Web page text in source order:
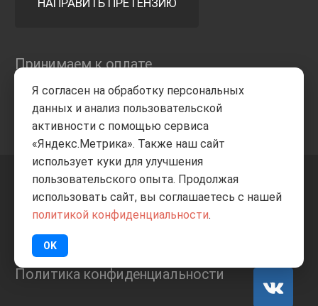
НАПРАВИТЬ ПРЕТЕНЗИЮ
Принимаем к оплате
+7 8332205-805 ВВЕРХ
ИП Баранов А.С. 2026
Политика конфиденциальности
Я согласен на обработку персональных
данных и анализ пользовательской
активности с помощью сервиса
«Яндекс.Метрика». Также наш сайт
использует куки для улучшения
пользовательского опыта. Продолжая
использовать сайт, вы соглашаетесь с нашей
политикой конфиденциальности.
OK